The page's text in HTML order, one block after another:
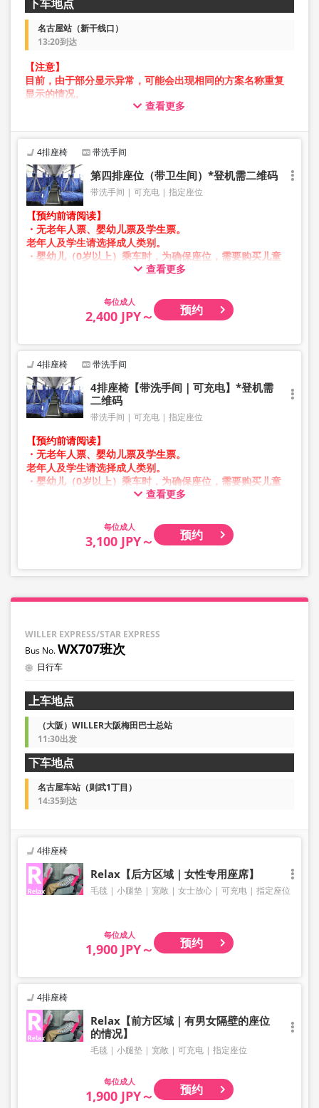
下车地点
名古屋站（新干线口）
13:20到达
【注意】
目前，由于部分显示异常，可能会出现相同的方案名称重复
显示的情况。
在此情况下，预约操作过程中可能会发生错误。
的方案进行预约。
查看更多
4排座椅 带洗手间
第四排座位（带卫生间）*登机需二维码
带洗手间 可充电 指定座位
【预约前请阅读】
・无老年人票、婴幼儿票及学生票。
老年人及学生请选择成人类别。
・婴幼儿（0岁以上）乘车时，为确保座位，需要购买儿童
・凌晨1点至5点期间因系统维护，无法进行预约。
・库存情况并非实时显示。
・价格会根据销售日期及班次随时变动。预约前请确认购买
时的销售价格。
・部分站点可能无法办理乘降服务。
查看更多
成人
2,400 JPY～ 预约
4排座椅 带洗手间
4排座椅【带洗手间｜可充电】*登机需
二维码
带洗手间 可充电 指定座位
【预约前请阅读】
・无老年人票、婴幼儿票及学生票。
老年人及学生请选择成人类别。
・婴幼儿（0岁以上）乘车时，为确保座位，需要购买儿童
・凌晨1点至5点期间因系统维护，无法进行预约。
・库存情况并非实时显示。
・部分站点可能无法办理乘降服务。
查看更多
成人
3,100 JPY～ 预约
WILLER EXPRESS/STAR EXPRESS
WX707班次
日行车
上车地点
（大阪）WILLER大阪梅田巴士总站
11:30出发
下车地点
名古屋车站（则武1丁目）
14:35到达
4排座椅
Relax【后方区域｜女性专用座席】
毛毯 小腿垫 宽敞 女士放心 可充电 指定座位
成人
1,900 JPY～ 预约
4排座椅
Relax【前方区域｜有男女隔壁的座位
的情况】
毛毯 小腿垫 宽敞 可充电 指定座位
成人
1,900 JPY～ 预约